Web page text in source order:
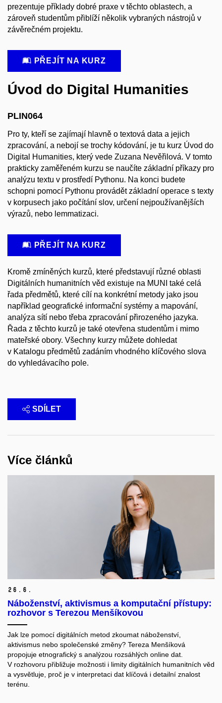
prezentuje příklady dobré praxe v těchto oblastech, a
zároveň studentům přiblíží několik vybraných nástrojů v
závěrečném projektu.
PŘEJÍT NA KURZ
Úvod do Digital Humanities
PLIN064
Pro ty, kteří se zajímají hlavně o textová data a jejich
zpracování, a nebojí se trochy kódování, je tu kurz Úvod do
Digital Humanities, který vede Zuzana Nevěřilová. V tomto
prakticky zaměřeném kurzu se naučíte základní příkazy pro
analýzu textu v prostředí Pythonu. Na konci budete
schopni pomocí Pythonu provádět základní operace s texty
v korpusech jako počítání slov, určení nejpoužívanějších
výrazů, nebo lemmatizaci.
PŘEJÍT NA KURZ
Kromě zmíněných kurzů, které představují různé oblasti
Digitálních humanitních věd existuje na MUNI také celá
řada předmětů, které cílí na konkrétní metody jako jsou
například geografické informační systémy a mapování,
analýza sítí nebo třeba zpracování přirozeného jazyka.
Řada z těchto kurzů je také otevřena studentům i mimo
mateřské obory. Všechny kurzy můžete dohledat
v Katalogu předmětů zadáním vhodného klíčového slova
do vyhledávacího pole.
SDÍLET
Více článků
26. 6.
Náboženství, aktivismus a komputační přístupy:
rozhovor s Terezou Menšíkovou
Jak lze pomocí digitálních metod zkoumat náboženství,
aktivismus nebo společenské změny? Tereza Menšíková
propojuje etnografický s analýzou rozsáhlých online dat.
V rozhovoru přibližuje možnosti i limity digitálních humanitních věd
a vysvětluje, proč je v interpretaci dat klíčová i detailní znalost
terénu